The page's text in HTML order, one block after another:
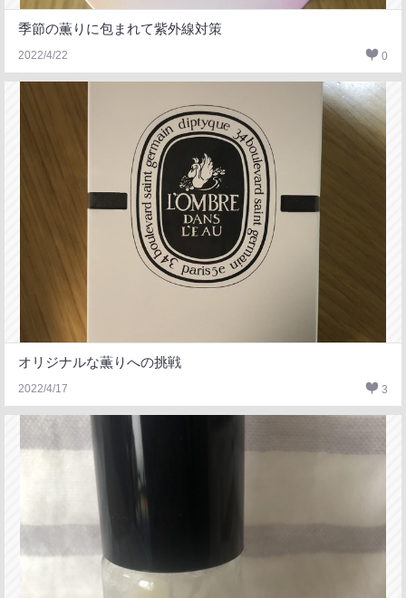
季節の薫りに包まれて紫外線対策
2022/4/22 0
オリジナルな薫りへの挑戦
2022/4/17 3